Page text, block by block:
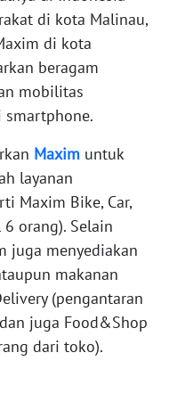
di kota Malinau,
di kota
beragam
mobilitas
smartphone.
Maxim untuk
layanan
Maxim Bike, Car,
orang). Selain
juga menyediakan
makanan
(pengantaran
juga Food&Shop
dari toko).